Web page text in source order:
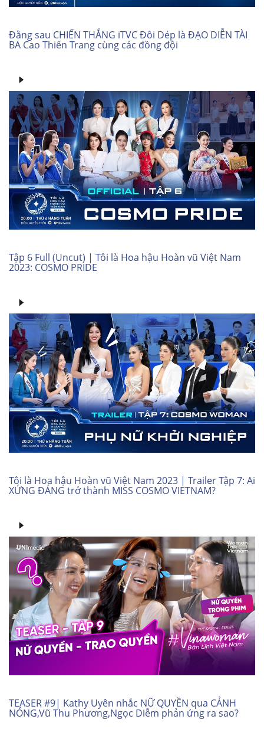
Đằng sau CHIẾN THẮNG iTVC Đôi Dép là ĐẠO DIỄN TÀI
BA Cao Thiên Trang cùng các đồng đội
Tập 6 Full (Uncut) | Tôi là Hoa hậu Hoàn vũ Việt Nam
2023: COSMO PRIDE
Tôi là Hoa hậu Hoàn vũ Việt Nam 2023 | Trailer Tập 7: Ai
XỨNG ĐÁNG trở thành MISS COSMO VIETNAM?
TEASER #9| Kathy Uyên nhắc NỮ QUYỀN qua CẢNH
NÓNG,Vũ Thu Phương,Ngọc Diễm phản ứng ra sao?